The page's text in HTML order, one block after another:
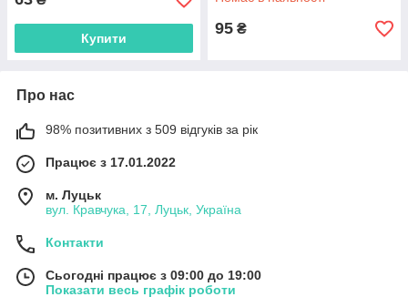
Купити
95 ₴
Про нас
98% позитивних з 509 відгуків за рік
Працює з 17.01.2022
м. Луцьк
вул. Кравчука, 17, Луцьк, Україна
Контакти
Сьогодні працює з 09:00 до 19:00
Показати весь графік роботи